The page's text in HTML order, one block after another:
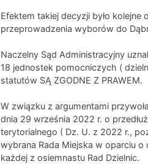
Efektem takiej decyzji było kolejne
przeprowadzenia wyborów do
Naczelny Sąd Administracyjny
18 jednostek pomocniczych (
statutów SĄ ZGODNE Z PRAWEM.
W związku z argumentami
dnia 29 września 2022 r. o
terytorialnego ( Dz. U. z 2022 r.,
wybrana Rada Miejska w oparciu
każdej z osiemnastu Rad Dzielnic.